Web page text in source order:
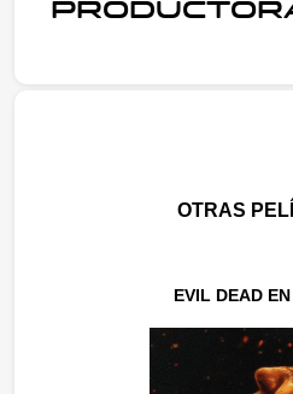
OTRAS
EVIL DEAD